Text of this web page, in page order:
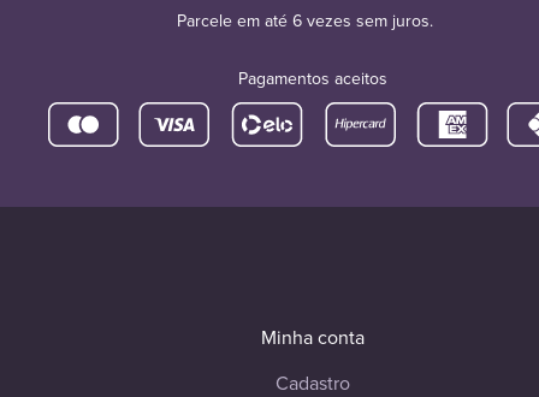
Parcele em até 6 vezes sem juros.
Pagamentos aceitos
Minha conta
Cadastro